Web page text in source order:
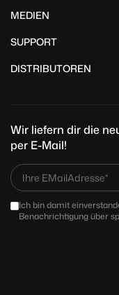
MEDIEN
SUPPORT
DISTRIBUTOREN
Wir liefern dir die
per E-Mail!
Ich bin damit
Benachrichtigung über